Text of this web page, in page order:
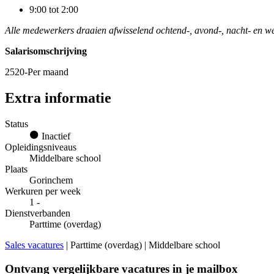
9:00 tot 2:00
Alle medewerkers draaien afwisselend ochtend-, avond-, nacht- en
Salarisomschrijving
2520-Per maand
Extra informatie
Status
Inactief
Opleidingsniveaus
Middelbare school
Plaats
Gorinchem
Werkuren per week
1 -
Dienstverbanden
Parttime (overdag)
Sales vacatures | Parttime (overdag) | Middelbare school
Ontvang vergelijkbare vacatures in je mailbox